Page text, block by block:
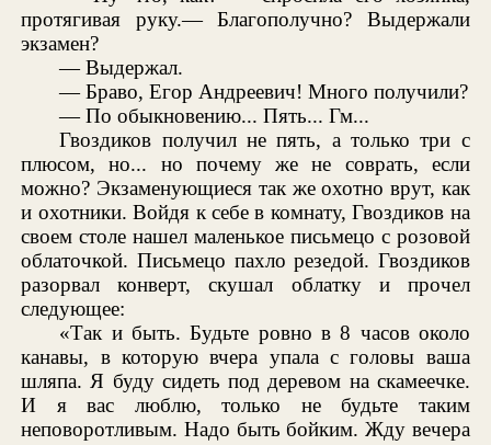
протягивая руку.— Благополучно? Выдержали
экзамен?
— Выдержал.
— Браво, Егор Андреевич! Много получили?
— По обыкновению... Пять... Гм...
Гвоздиков получил не пять, а только три с
плюсом, но... но почему же не соврать, если
можно? Экзаменующиеся так же охотно врут, как
и охотники. Войдя к себе в комнату, Гвоздиков на
своем столе нашел маленькое письмецо с розовой
облаточкой. Письмецо пахло резедой. Гвоздиков
разорвал конверт, скушал облатку и прочел
следующее:
«Так и быть. Будьте ровно в 8 часов около
канавы, в которую вчера упала с головы ваша
шляпа. Я буду сидеть под деревом на скамеечке.
И я вас люблю, только не будьте таким
неповоротливым. Надо быть бойким. Жду вечера